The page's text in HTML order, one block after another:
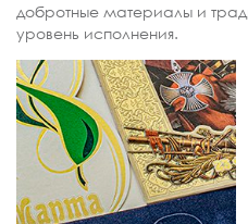
добротные материалы и
уровень исполнения.